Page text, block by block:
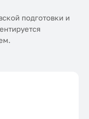
подготовки и